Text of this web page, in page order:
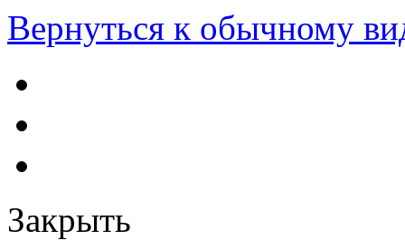
Вернуться к обычному
Закрыть